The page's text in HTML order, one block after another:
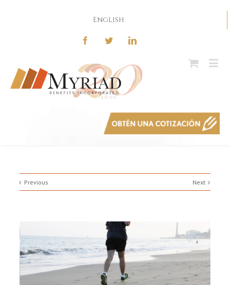
English
Previous Next